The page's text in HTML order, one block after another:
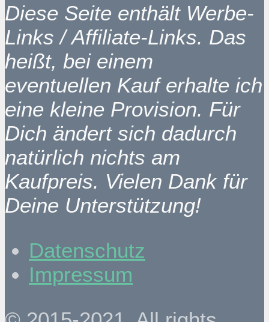
Diese Seite enthält Werbe-
Links / Affiliate-Links. Das
heißt, bei einem
eventuellen Kauf erhalte ich
eine kleine Provision. Für
Dich ändert sich dadurch
natürlich nichts am
Kaufpreis. Vielen Dank für
Deine Unterstützung!
Datenschutz
Impressum